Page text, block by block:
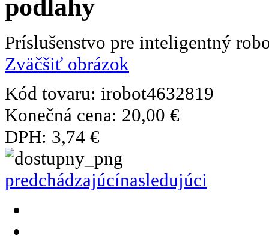
podlahy
Príslušenstvo pre inteligentný
Zväčšiť obrázok
Kód tovaru: irobot4632819
Konečná cena: 20,00 €
DPH: 3,74 €
predchádzajúcínasledujúci